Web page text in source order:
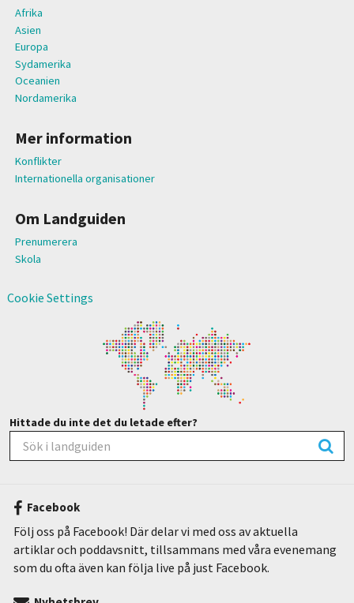
Afrika
Asien
Europa
Sydamerika
Oceanien
Nordamerika
Mer information
Konflikter
Internationella organisationer
Om Landguiden
Prenumerera
Skola
Cookie Settings
Hittade du inte det du letade efter?
Facebook
Följ oss på Facebook! Där delar vi med oss av aktuella
artiklar och poddavsnitt, tillsammans med våra evenemang
som du ofta även kan följa live på just Facebook.